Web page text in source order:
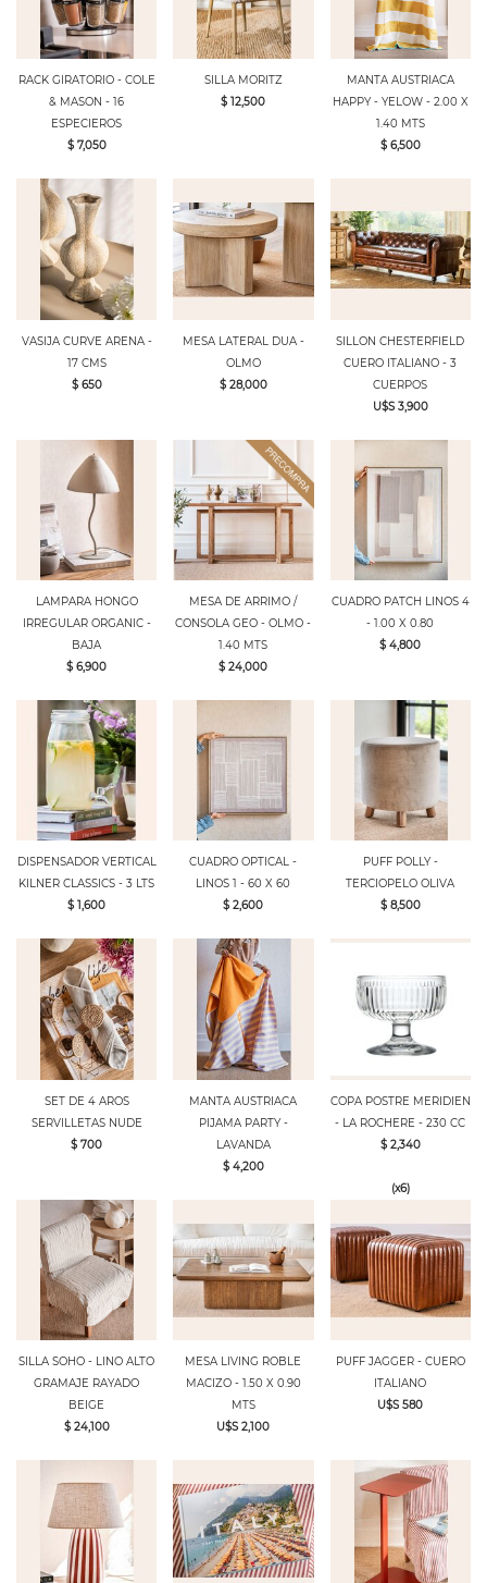
RACK GIRATORIO - COLE
& MASON - 16
ESPECIEROS
$ 7,050
SILLA MORITZ
$ 12,500
MANTA AUSTRIACA
HAPPY - YELOW - 2.00 X
1.40 MTS
$ 6,500
VASIJA CURVE ARENA -
17 CMS
$ 650
MESA LATERAL DUA -
OLMO
$ 28,000
SILLON CHESTERFIELD
CUERO ITALIANO - 3
CUERPOS
U$S 3,900
LAMPARA HONGO
IRREGULAR ORGANIC -
BAJA
$ 6,900
MESA DE ARRIMO /
CONSOLA GEO - OLMO -
1.40 MTS
$ 24,000
CUADRO PATCH LINOS 4
- 1.00 X 0.80
$ 4,800
DISPENSADOR VERTICAL
KILNER CLASSICS - 3 LTS
$ 1,600
CUADRO OPTICAL -
LINOS 1 - 60 X 60
$ 2,600
PUFF POLLY -
TERCIOPELO OLIVA
$ 8,500
SET DE 4 AROS
SERVILLETAS NUDE
$ 700
MANTA AUSTRIACA
PIJAMA PARTY -
LAVANDA
$ 4,200
COPA POSTRE MERIDIEN
- LA ROCHERE - 230 CC
$ 2,340
(x6)
SILLA SOHO - LINO ALTO
GRAMAJE RAYADO
BEIGE
$ 24,100
MESA LIVING ROBLE
MACIZO - 1.50 X 0.90
MTS
U$S 2,100
PUFF JAGGER - CUERO
ITALIANO
U$S 580